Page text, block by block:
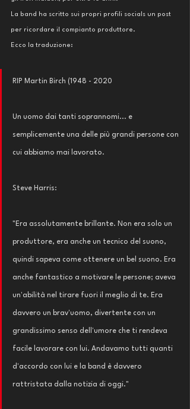
La band ha scritto sui propri profili socials un post
per ricordare il compianto produttore.
Ecco la traduzione:
RIP Martin Birch (1948 - 2020
Un uomo dai tanti soprannomi... e
semplicemente una delle più grandi persone con
cui abbiamo mai lavorato.
Steve Harris:
"Era assolutamente brillante. Non era solo un
produttore, era anche un tecnico del suono,
quindi sapeva come ottenere un bel suono. Era
anche fantastico a motivare le persone; aveva
un'abilità nel tirare fuori il meglio di te. Era
davvero un brav'uomo, divertente con un
grandissimo senso dell'umore che ti rendeva
facile lavorare con lui. Andavamo tutti quanti
d'accordo con lui e la band è davvero
rattristata dalla notizia di oggi."